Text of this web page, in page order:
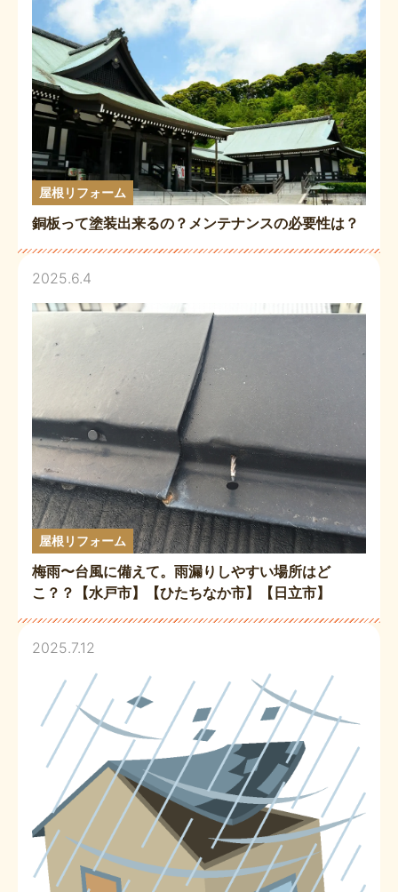
屋根リフォーム
銅板って塗装出来るの？メンテナンスの必要性は？
2025.6.4
屋根リフォーム
梅雨〜台風に備えて。雨漏りしやすい場所はど
こ？？【水戸市】【ひたちなか市】【日立市】
2025.7.12